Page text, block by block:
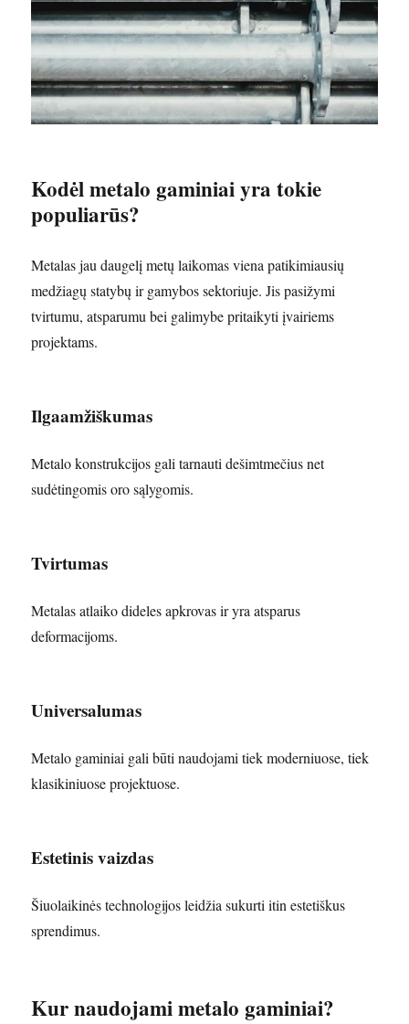
Kodėl metalo gaminiai yra tokie
populiarūs?
Metalas jau daugelį metų laikomas viena patikimiausių
medžiagų statybų ir gamybos sektoriuje. Jis pasižymi
tvirtumu, atsparumu bei galimybe pritaikyti įvairiems
projektams.
Ilgaamžiškumas
Metalo konstrukcijos gali tarnauti dešimtmečius net
sudėtingomis oro sąlygomis.
Tvirtumas
Metalas atlaiko dideles apkrovas ir yra atsparus
deformacijoms.
Universalumas
Metalo gaminiai gali būti naudojami tiek moderniuose, tiek
klasikiniuose projektuose.
Estetinis vaizdas
Šiuolaikinės technologijos leidžia sukurti itin estetiškus
sprendimus.
Kur naudojami metalo gaminiai?